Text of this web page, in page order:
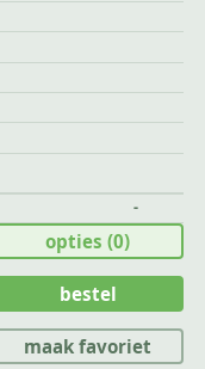
-
opties(0)
bestel
maak favoriet